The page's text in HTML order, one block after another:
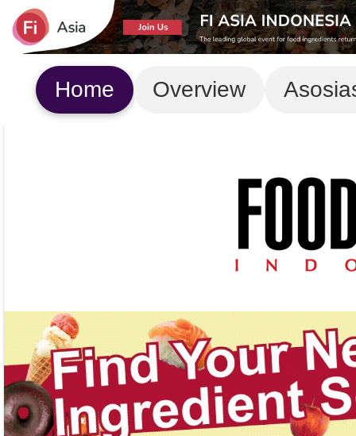
Home Overview